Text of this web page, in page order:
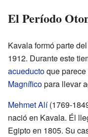
El Período
Kavala formó parte del
1912. Durante este
acueductoque
Magníficopara llevar
Mehmet Alí(1769-
nació en Kavala. Él
Egipto en 1805. Su